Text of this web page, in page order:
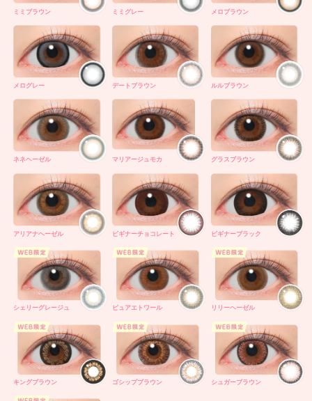
ミミブラウン ミミグレー メロブラウン
メログレー デートブラウン ルルブラウン
ネネヘーゼル マリアージュモカ グラスブラウン
アリアナヘーゼル ビギナーチョコレート ビギナーブラック
シェリーグレージュ ピュアエトワール リリーヘーゼル
キングブラウン ゴシップブラウン シュガーブラウン